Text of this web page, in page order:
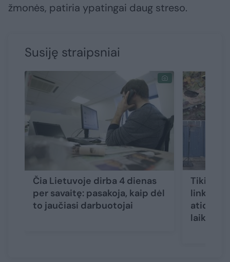
žmonės, patiria ypatingai daug streso.
Susiję straipsniai
Čia Lietuvoje dirba 4 dienas
per savaitę: pasakoja, kaip dėl
to jaučiasi darbuotojai
Tikina –
link: jei
atidėta,
laikai